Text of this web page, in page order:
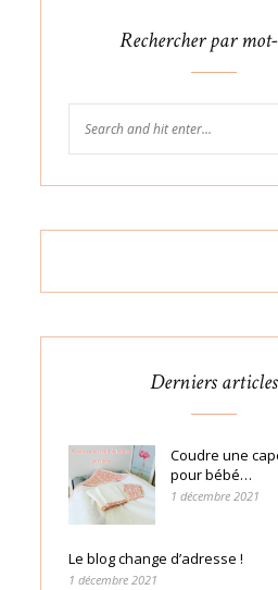
Rechercher par
Derniers articles
Coudre une
pour bébé…
1 décembre 2021
Le blog change d’adresse !
1 décembre 2021